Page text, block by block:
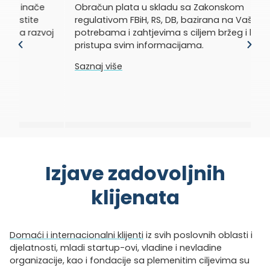
Obračun plata u skladu sa Zakonskom
regulativom FBiH, RS, DB, bazirana na Vašim
potrebama i zahtjevima s ciljem bržeg i lakšeg
pristupa svim informacijama.
Saznaj više
Izjave zadovoljnih
klijenata
Domaći i internacionalni klijenti iz svih poslovnih oblasti i
djelatnosti, mladi startup-ovi, vladine i nevladine
organizacije, kao i fondacije sa plemenitim ciljevima su